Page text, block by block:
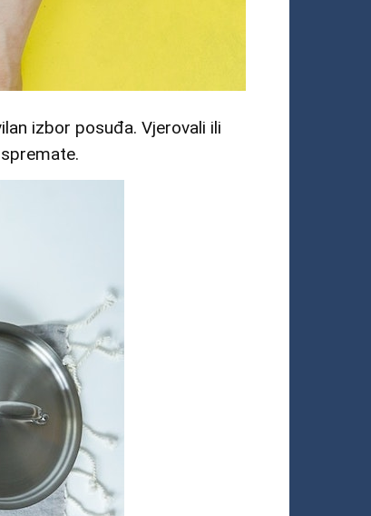
izbor posuđa. Vjerovali ili